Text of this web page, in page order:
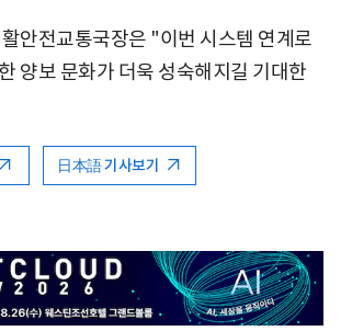
안전교통국장은 "이번 시스템 연계로
양보 문화가 더욱 성숙해지길 기대한
日本語 기사보기